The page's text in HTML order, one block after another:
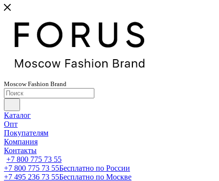
MoscowFashion Brand
Каталог
Опт
Покупателям
Компания
Контакты
+7 800 775 73 55
+7 800 775 73 55Бесплатно по России
+7 495 236 73 55Бесплатно по Москве